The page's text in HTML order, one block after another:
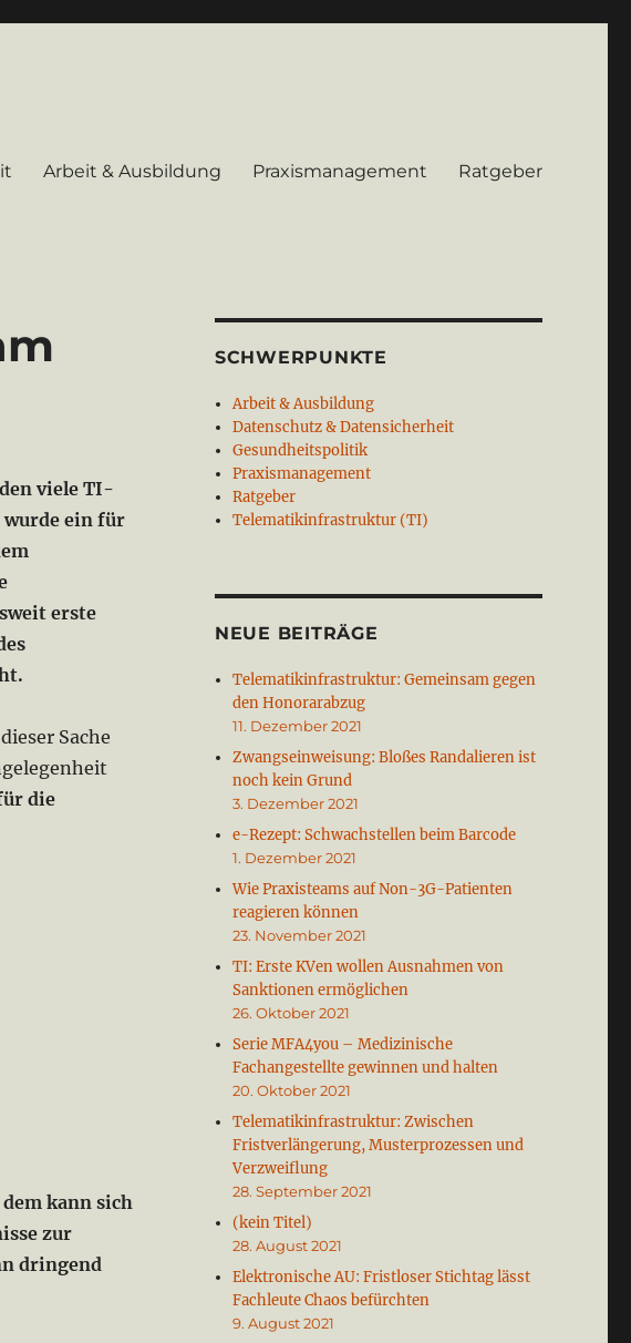
Arbeit & Ausbildung Praxismanagement Ratgeber
viele TI-
ein für
erste
Sache
die
kann sich
zur
dringend
SCHWERPUNKTE
Arbeit & Ausbildung
Datenschutz & Datensicherheit
Gesundheitspolitik
Praxismanagement
Ratgeber
Telematikinfrastruktur (TI)
NEUE BEITRÄGE
Telematikinfrastruktur: Gemeinsam gegen
den Honorarabzug
11. Dezember 2021
Zwangseinweisung: Bloßes Randalieren ist
noch kein Grund
3. Dezember 2021
e-Rezept: Schwachstellen beim Barcode
1. Dezember 2021
Wie Praxisteams auf Non-3G-Patienten
reagieren können
23. November 2021
TI: Erste KVen wollen Ausnahmen von
Sanktionen ermöglichen
26. Oktober 2021
Serie MFA4you – Medizinische
Fachangestellte gewinnen und halten
20. Oktober 2021
Telematikinfrastruktur: Zwischen
Fristverlängerung, Musterprozessen und
Verzweiflung
28. September 2021
(kein Titel)
28. August 2021
Elektronische AU: Fristloser Stichtag lässt
Fachleute Chaos befürchten
9. August 2021